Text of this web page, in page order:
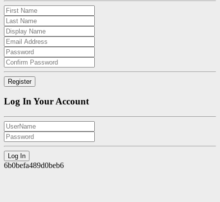
Log In Your Account
6b0befa489d0beb6